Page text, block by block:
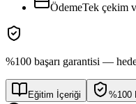
ÖdemeTek çekim
%100 başarı garantisi —
Eğitim İçeriği %100